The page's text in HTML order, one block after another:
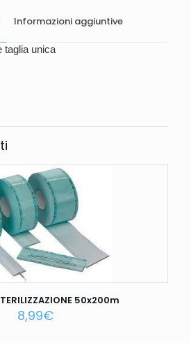
Informazioni aggiuntive
taglia unica
50x200m
8,99€